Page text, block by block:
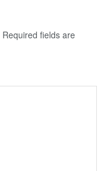
Required fields are